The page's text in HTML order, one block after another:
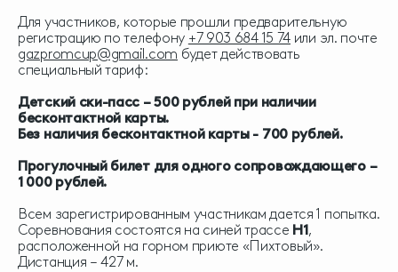
Для участников, которые прошли предварительную
регистрацию по телефону +7 903 684 15 74 или эл. почте
gazpromcup@gmail.com будет действовать
специальный тариф:
Детский ски-пасс – 500 рублей при наличии
бесконтактной карты.
Без наличия бесконтактной карты - 700 рублей.
Прогулочный билет для одного сопровождающего –
1 000 рублей.
Всем зарегистрированным участникам дается 1 попытка.
Соревнования состоятся на синей трассе H1,
расположенной на горном приюте «Пихтовый».
Дистанция – 427 м.